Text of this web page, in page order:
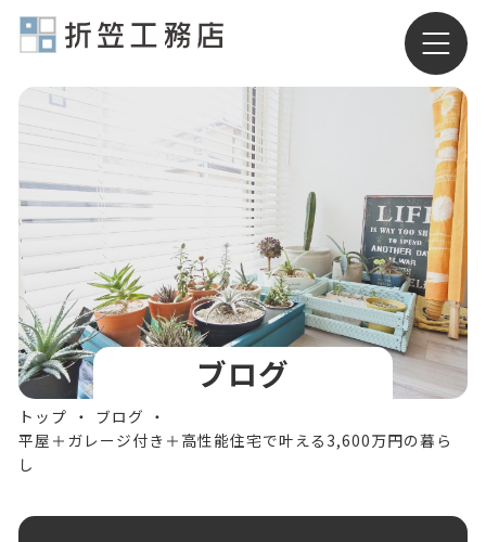
有限会社折笠工務店
ブログ
トップ
ブログ
平屋＋ガレージ付き＋高性能住宅で叶える3,600万円の暮ら
し